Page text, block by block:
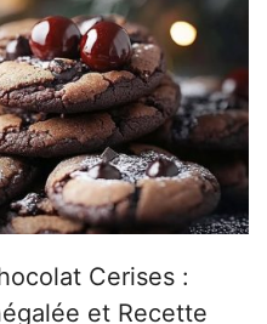
Cerises :
et Recette